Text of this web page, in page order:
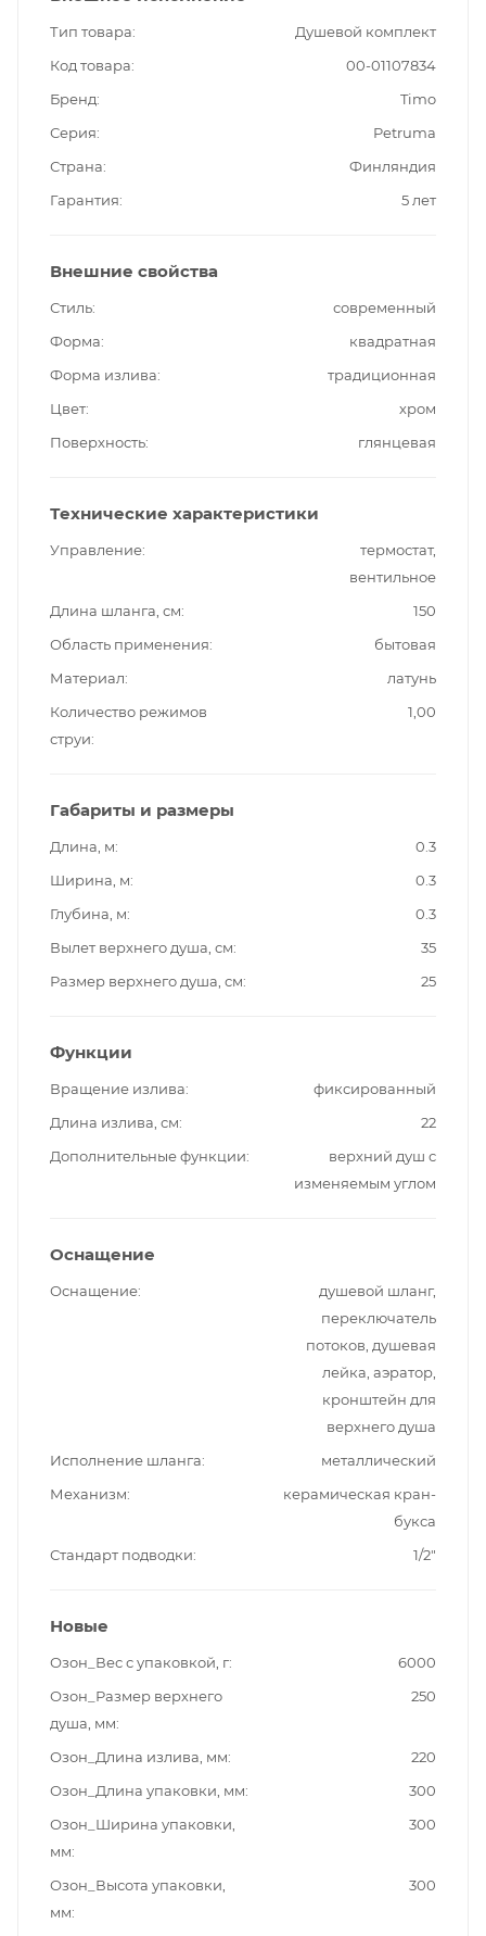
Тип товара
Душевой комплект
Код товара
00-01107834
Бренд
Timo
Серия
Petruma
Страна
Финляндия
Гарантия
5 лет
Внешние свойства
Стиль
современный
Форма
квадратная
Форма излива
традиционная
Цвет
хром
Поверхность
глянцевая
Технические характеристики
Управление
термостат,
вентильное
Длина шланга, см
150
Область применения
бытовая
Материал
латунь
Количество режимов
струи
1,00
Габариты и размеры
Длина, м
0.3
Ширина, м
0.3
Глубина, м
0.3
Вылет верхнего душа, см
35
Размер верхнего душа, см
25
Функции
Вращение излива
фиксированный
Длина излива, см
22
Дополнительные функции
верхний душ с
изменяемым углом
Оснащение
Оснащение
душевой шланг,
переключатель
потоков, душевая
лейка, аэратор,
кронштейн для
верхнего душа
Исполнение шланга
металлический
Механизм
керамическая кран-
букса
Стандарт подводки
1/2"
Новые
Озон_Вес с упаковкой, г
6000
Озон_Размер верхнего
душа, мм
250
Озон_Длина излива, мм
220
Озон_Длина упаковки, мм
300
Озон_Ширина упаковки,
мм
300
Озон_Высота упаковки,
мм
300